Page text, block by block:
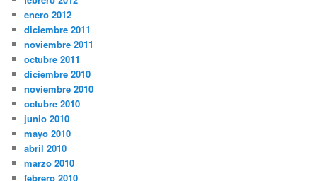
enero 2012
diciembre 2011
noviembre 2011
octubre 2011
diciembre 2010
noviembre 2010
octubre 2010
junio 2010
mayo 2010
abril 2010
marzo 2010
febrero 2010